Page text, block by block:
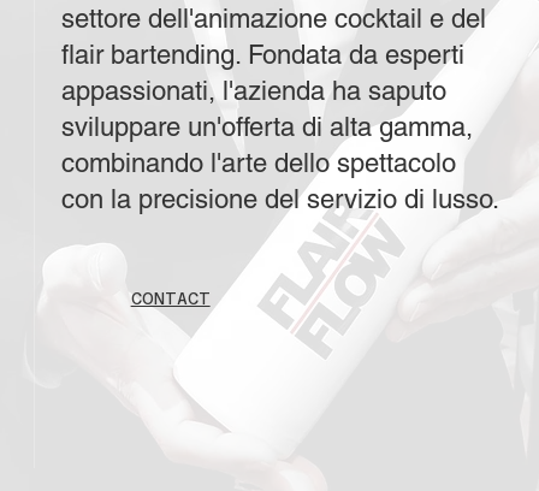
CONTACT
settore dell'animazione cocktail e del
flair bartending. Fondata da esperti
appassionati, l'azienda ha saputo
sviluppare un'offerta di alta gamma,
combinando l'arte dello spettacolo
con la precisione del servizio di lusso.